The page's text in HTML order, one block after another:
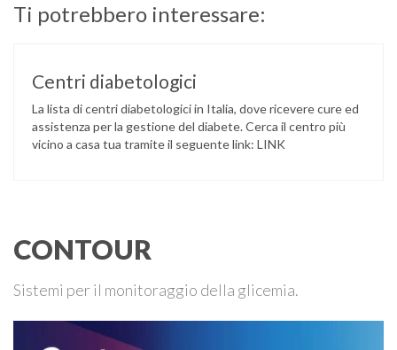
Ti potrebbero interessare:
Centri diabetologici
La lista di centri diabetologici in Italia, dove ricevere cure ed
assistenza per la gestione del diabete. Cerca il centro più
vicino a casa tua tramite il seguente link: LINK
CONTOUR
Sistemi per il monitoraggio della glicemia.